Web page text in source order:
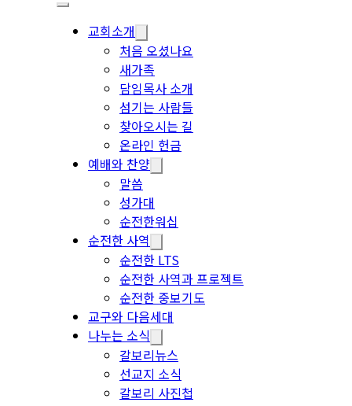
교회소개
처음 오셨나요
새가족
담임목사 소개
섬기는 사람들
찾아오시는 길
온라인 헌금
예배와 찬양
말씀
성가대
순전한워십
순전한 사역
순전한 LTS
순전한 사역과 프로젝트
순전한 중보기도
교구와 다음세대
나누는 소식
갈보리뉴스
선교지 소식
갈보리 사진첩